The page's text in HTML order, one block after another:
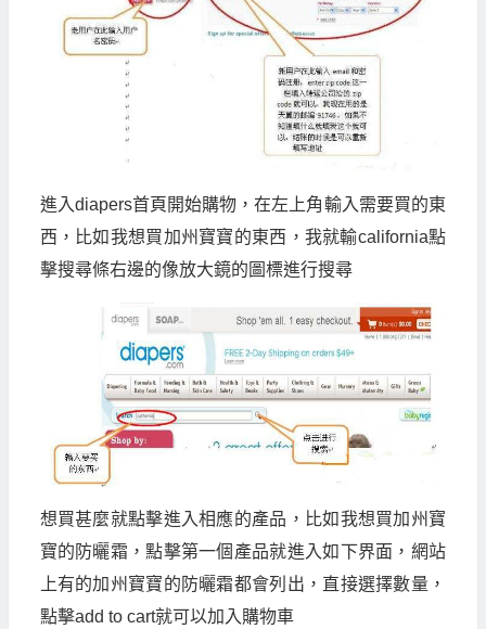
進入diapers首頁開始購物，在左上角輸入需要買的東
西，比如我想買加州寶寶的東西，我就輸california點
擊搜尋條右邊的像放大鏡的圖標進行搜尋
想買甚麼就點擊進入相應的產品，比如我想買加州寶
寶的防曬霜，點擊第一個產品就進入如下界面，網站
上有的加州寶寶的防曬霜都會列出，直接選擇數量，
點擊add to cart就可以加入購物車